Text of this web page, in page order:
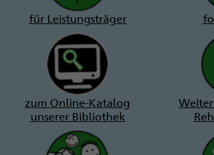
für Leistungsträger
zum Online-Katalog
unserer Bibliothek